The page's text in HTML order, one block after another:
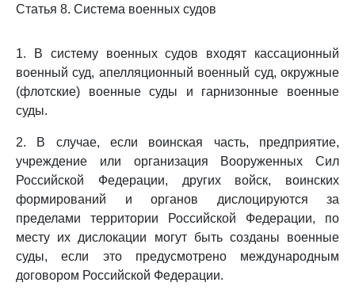
Статья 8. Система военных судов
1. В систему военных судов входят кассационный
военный суд, апелляционный военный суд, окружные
(флотские) военные суды и гарнизонные военные
суды.
2. В случае, если воинская часть, предприятие,
учреждение или организация Вооруженных Сил
Российской Федерации, других войск, воинских
формирований и органов дислоцируются за
пределами территории Российской Федерации, по
месту их дислокации могут быть созданы военные
суды, если это предусмотрено международным
договором Российской Федерации.